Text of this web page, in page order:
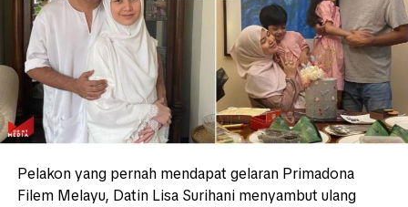
Pelakon yang pernah mendapat gelaran Primadona
Filem Melayu, Datin Lisa Surihani menyambut ulang